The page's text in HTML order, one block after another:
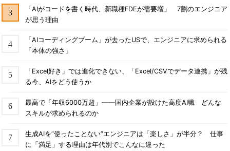
「AIがコードを書く時代、新職種FDEが需要増」 7割のエンジニア
が思う理由
「AIコーディングブーム」が去ったUSで、エンジニアに求められる
「本体の強さ」
「Excel好き」では進化できない、「Excel/CSVでデータ連携」が残
る今、AIをどう使うか
最高で「年収6000万超」――国内企業が設けた高度AI職 どんな
スキルが求められるのか
生成AIを“使ったことない”エンジニアは「楽しさ」が半分？ 仕事
に「満足」する理由は年代別でこんなに違った